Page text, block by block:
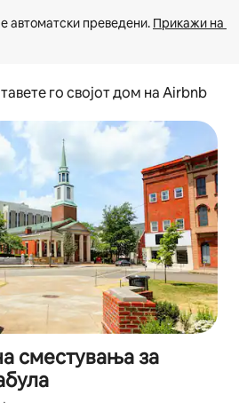
автоматски преведени. Прикажи на
го својот дом на Airbnb
сместувања за